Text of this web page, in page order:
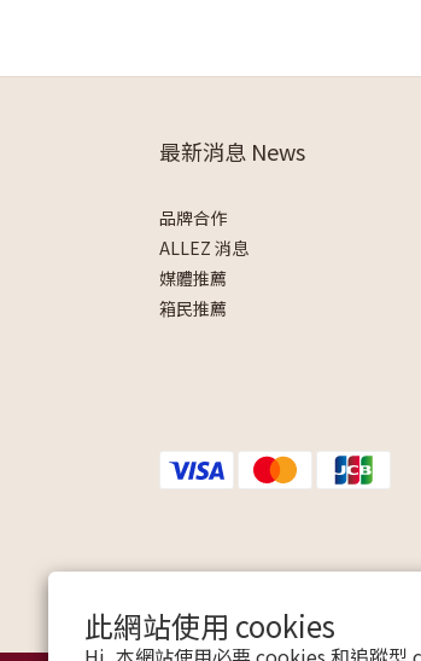
此網站使用 cookies
最新消息 News
品牌合作
ALLEZ 消息
媒體推薦
箱民推薦